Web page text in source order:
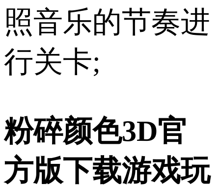
照音乐的节奏进
行关卡;
粉碎颜色3D官
方版下载游戏玩